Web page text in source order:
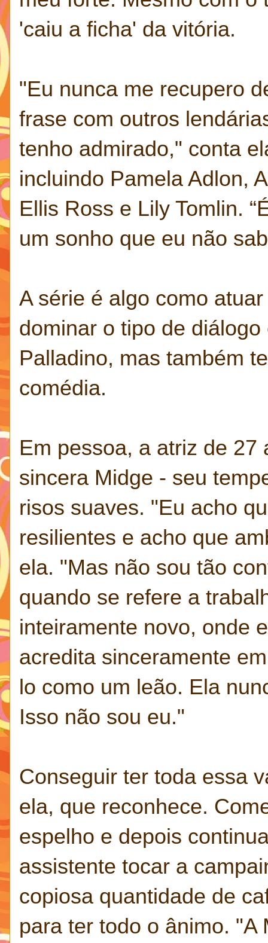
'caiu a ficha' da vitória.
"Eu nunca me recupero
frase com outros
tenho admirado," conta
incluindo Pamela Adlon,
Ellis Ross e Lily Tomlin.
um sonho que eu não
A série é algo como
dominar o tipo de
Palladino, mas também
comédia.
Em pessoa, a atriz de
sincera Midge - seu
risos suaves. "Eu acho
resilientes e acho que
ela. "Mas não sou tão
quando se refere a
inteiramente novo, onde
acredita sinceramente
lo como um leão. Ela
Isso não sou eu."
Conseguir ter toda essa
ela, que reconhece.
espelho e depois
assistente tocar a
copiosa quantidade de
para ter todo o ânimo.